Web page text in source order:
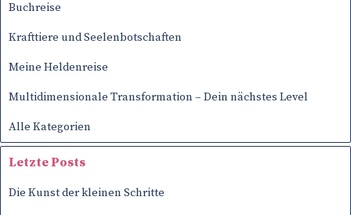
Buchreise
Krafttiere und Seelenbotschaften
Meine Heldenreise
Multidimensionale Transformation – Dein nächstes Level
Alle Kategorien
Block überspringen Letzte Posts
Letzte Posts
Die Kunst der kleinen Schritte